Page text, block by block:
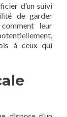
d’un suivi
de garder
leur
à ceux qui